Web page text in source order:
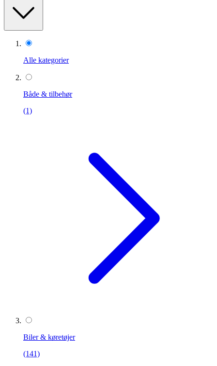
Alle kategorier
Både & tilbehør
(1)
Biler & køretøjer
(141)